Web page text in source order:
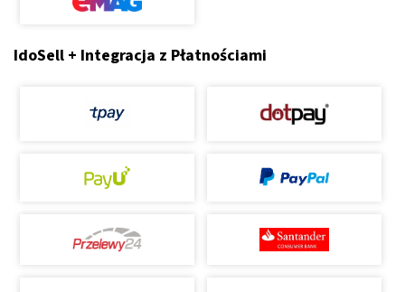
IdoSell + Integracja z Płatnościami